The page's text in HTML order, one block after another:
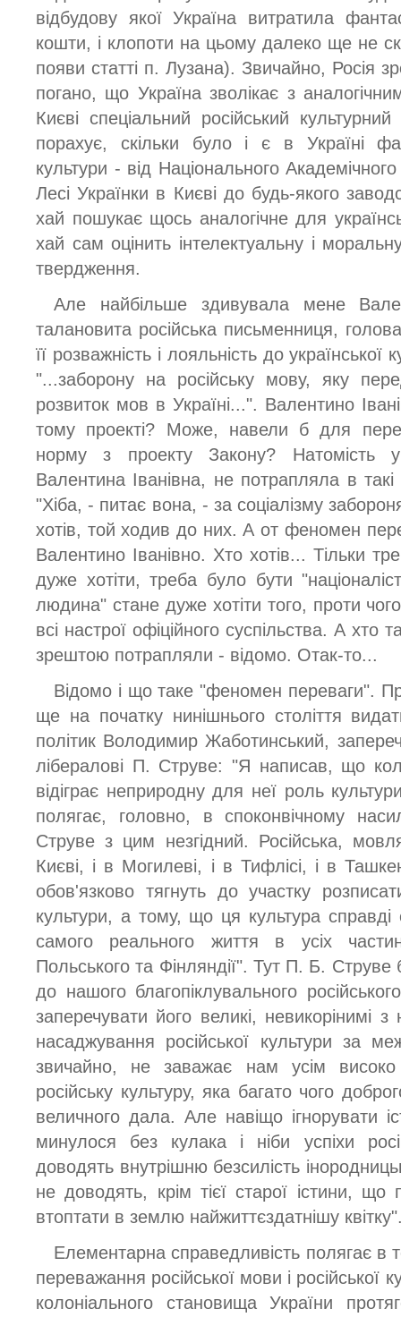
відбудову якої Україна витратила
кошти, і клопоти на цьому далеко ще не
появи статті п. Лузана). Звичайно, Росія
погано, що Україна зволікає з
Києві спеціальний російський
порахує, скільки було і є в Україні
культури - від Національного
Лесі Українки в Києві до будь-якого
хай пошукає щось аналогічне для
хай сам оцінить інтелектуальну і
твердження.
Але найбільше здивувала мене
талановита російська письменниця,
її розважність і лояльність до
"...заборону на російську мову, яку
розвиток мов в Україні...". Валентино
тому проекті? Може, навели б для
норму з проекту Закону? Натомість
Валентина Іванівна, не потрапляла в
"Хіба, - питає вона, - за соціалізму
хотів, той ходив до них. А от феномен
Валентино Іванівно. Хто хотів... Тільки
дуже хотіти, треба було бути
людина" стане дуже хотіти того, проти
всі настрої офіційного суспільства. А хто
зрештою потрапляли - відомо. Отак-то...
Відомо і що таке "феномен переваги".
ще на початку нинішнього століття
політик Володимир Жаботинський,
лібералові П. Струве: "Я написав, що
відіграє неприродну для неї роль
полягає, головно, в споконвічному
Струве з цим незгідний. Російська,
Києві, і в Могилеві, і в Тифлісі, і в
обов'язково тягнуть до участку
культури, а тому, що ця культура
самого реального життя в усіх
Польського та Фінляндії". Тут П. Б.
до нашого благопіклувального
заперечувати його великі, невикорінимі
насаджування російської культури за
звичайно, не заважає нам усім високо
російську культуру, яка багато чого
величного дала. Але навіщо ігнорувати
минулося без кулака і ніби успіхи
доводять внутрішню безсилість
не доводять, крім тієї старої істини,
втоптати в землю найжиттєздатнішу
Елементарна справедливість полягає в
переважання російської мови і російської
колоніального становища України